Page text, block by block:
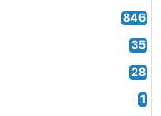
846
35
28
1